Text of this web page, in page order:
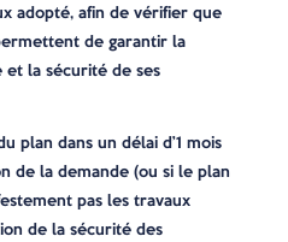
adopté, afin de vérifier que
de garantir la
et la sécurité de ses
plan dans un délai d’1 mois
de la demande (ou si le plan
pas les travaux
de la sécurité des